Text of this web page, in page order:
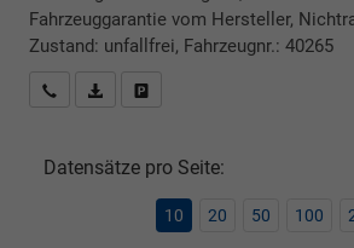
Fahrzeuggarantie vom Hersteller,
Zustand: unfallfrei, Fahrzeugnr.: 40265
Rückrufbitte absenden
PDF-Datei, Fahrzeugexposé drucken
Datensätze pro Seite:
10 20 50 100